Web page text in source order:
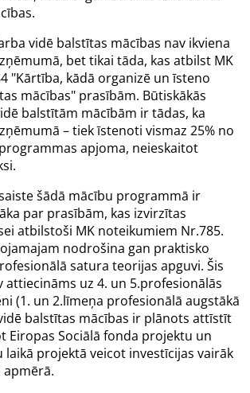
vidē balstītas mācības nav ikviena
bet tikai tāda, kas atbilst MK
"Kārtība, kādā organizē un īsteno
mācības" prasībām. Būtiskākās
balstītām mācībām ir tādas, ka
– tiek īstenoti vismaz 25% no
apjoma, neieskaitot
šādā mācību programmā ir
par prasībām, kas izvirzītas
atbilstoši MK noteikumiem Nr.785.
nodrošina gan praktisko
satura teorijas apguvi. Šis
attiecināms uz 4. un 5.profesionālās
(1. un 2.līmeņa profesionālā augstākā
balstītas mācības ir plānots attīstīt
Eiropas Sociālā fonda projektu un
projektā veicot investīcijas vairāk
apmērā.